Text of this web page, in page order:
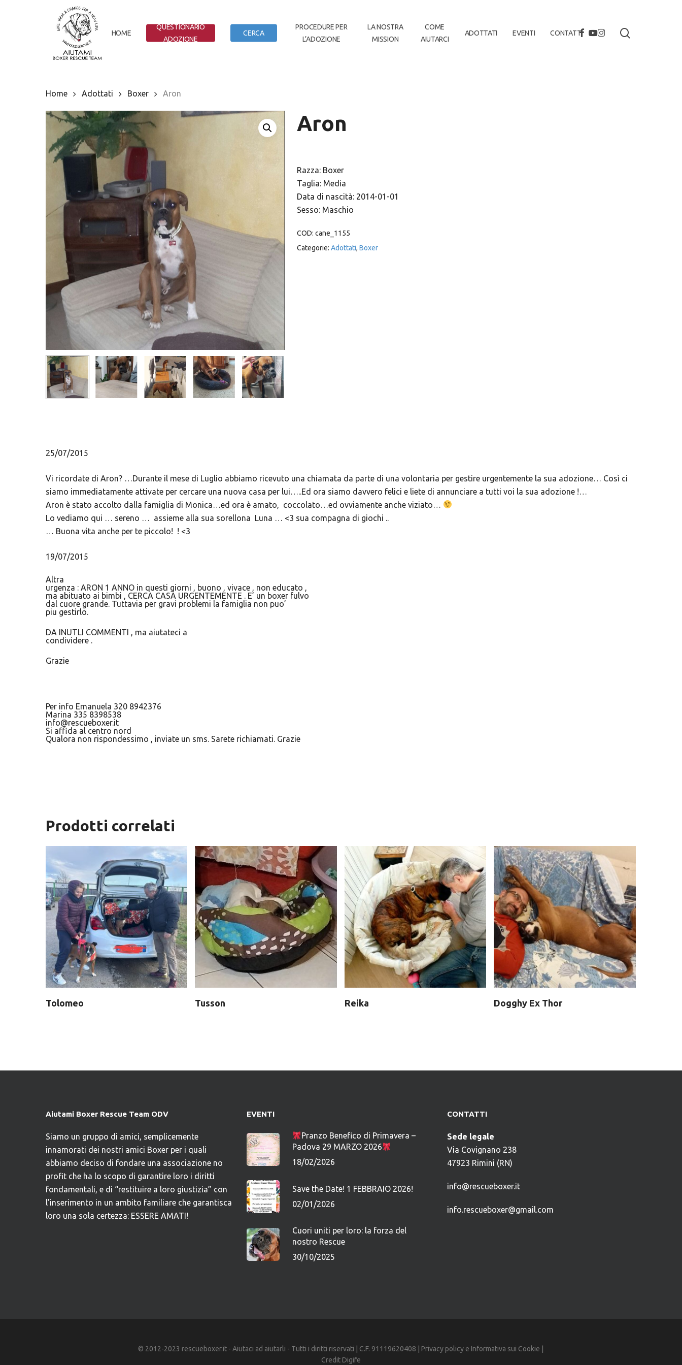
Hit enter to search or ESC to close
HOME
QUESTIONARIO
ADOZIONE
CERCA
PROCEDURE PER
L’ADOZIONE
LA NOSTRA
MISSION
COME
AIUTARCI
ADOTTATI EVENTI CONTATTIFACEBOOK
YOUTUBE
INSTAGRAM
Home Adottati Boxer Aron
Aron
Razza: Boxer
Taglia: Media
Data di nascità: 2014-01-01
Sesso: Maschio
COD: cane_1155
Categorie: Adottati, Boxer
25/07/2015
Vi ricordate di Aron? …Durante il mese di Luglio abbiamo ricevuto una chiamata da parte di una volontaria per gestire urgentemente la sua adozione… Così ci
siamo immediatamente attivate per cercare una nuova casa per lui…..Ed ora siamo davvero felici e liete di annunciare a tutti voi la sua adozione !…
Aron è stato accolto dalla famiglia di Monica…ed ora è amato, coccolato…ed ovviamente anche viziato…
Lo vediamo qui … sereno … assieme alla sua sorellona Luna … <3 sua compagna di giochi ..
… Buona vita anche per te piccolo! ! <3
19/07/2015
Altra
urgenza : ARON 1 ANNO in questi giorni , buono , vivace , non educato ,
ma abituato ai bimbi , CERCA CASA URGENTEMENTE . E’ un boxer fulvo
dal cuore grande. Tuttavia per gravi problemi la famiglia non puo’
piu gestirlo.
DA INUTLI COMMENTI , ma aiutateci a
condividere .
Grazie
Per info Emanuela 320 8942376
Marina 335 8398538
info@rescueboxer.it
Si affida al centro nord
Qualora non rispondessimo , inviate un sms. Sarete richiamati. Grazie
Prodotti correlati
Tolomeo Tusson Reika Dogghy Ex Thor
Aiutami Boxer Rescue Team ODV
Siamo un gruppo di amici, semplicemente
innamorati dei nostri amici Boxer per i quali
abbiamo deciso di fondare una associazione no
profit che ha lo scopo di garantire loro i diritti
fondamentali, e di “restituire a loro giustizia” con
l’inserimento in un ambito familiare che garantisca
loro una sola certezza: ESSERE AMATI!
EVENTI
Pranzo Benefico di Primavera –
Padova 29 MARZO 2026
18/02/2026
Save the Date! 1 FEBBRAIO 2026!
02/01/2026
Cuori uniti per loro: la forza del
nostro Rescue
30/10/2025
CONTATTI
Sede legale
Via Covignano 238
47923 Rimini (RN)
info@rescueboxer.it
info.rescueboxer@gmail.com
© 2012-2023 rescueboxer.it - Aiutaci ad aiutarli - Tutti i diritti riservati | C.F. 91119620408 | Privacy policy e Informativa sui Cookie
Credit Digife